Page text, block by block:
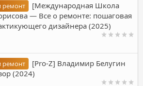
ремонт
[Международная Школа
― Все о ремонте: пошаговая
дизайнера (2025)
ремонт
[Pro-Z] Владимир Белугин
(2024)